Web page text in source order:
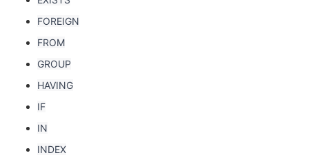
FOREIGN
FROM
GROUP
HAVING
IF
IN
INDEX